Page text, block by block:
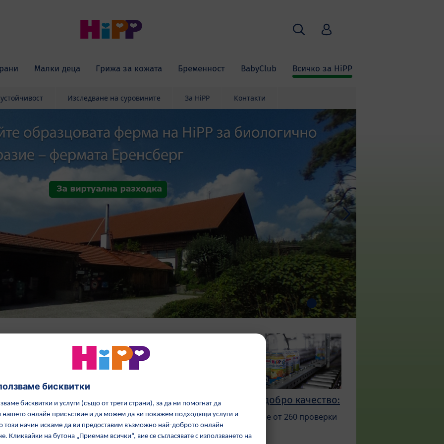
Малки деца Грижа за кожата Бременност BabyClub Всичко за HiPP
ТърсенеHiPP Babyclub
Изследване на суровините За HiPP Контакти
Next
Биологичният знак
HiPP
Най-високо качество
Отглеждане на
зеленчуци:
Забрана за химикали!
Най -добро качество:
Повече от 260 проверки